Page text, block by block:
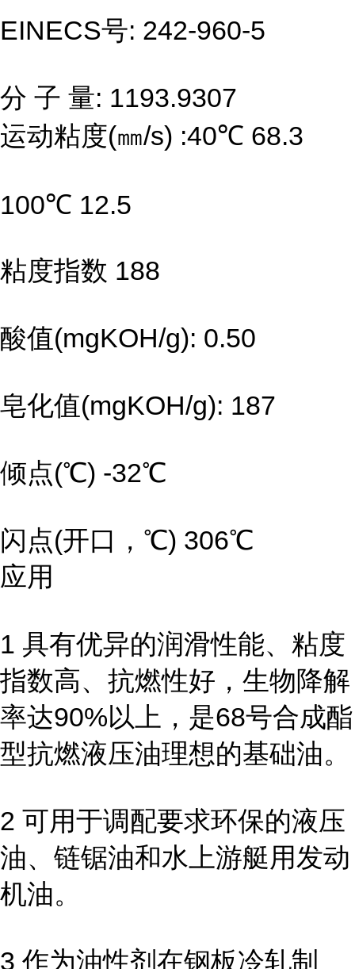
EINECS号: 242-960-5
分 子 量: 1193.9307
运动粘度(㎜/s) :40℃ 68.3
100℃ 12.5
粘度指数 188
酸值(mgKOH/g): 0.50
皂化值(mgKOH/g): 187
倾点(℃) -32℃
闪点(开口，℃) 306℃
应用
1 具有优异的润滑性能、粘度
指数高、抗燃性好，生物降解
率达90%以上，是68号合成酯
型抗燃液压油理想的基础油。
2 可用于调配要求环保的液压
油、链锯油和水上游艇用发动
机油。
3 作为油性剂在钢板冷轧制